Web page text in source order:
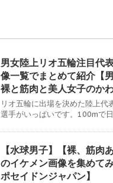
男女陸上リオ五輪注目代
像一覧でまとめて紹介【
裸と筋肉と美人女子のかわ
リオ五輪に出場を決めた陸上代
選手がいっぱいです。100mで
【水球男子】【裸、筋肉
のイケメン画像を集めて
ポセイドンジャパン】